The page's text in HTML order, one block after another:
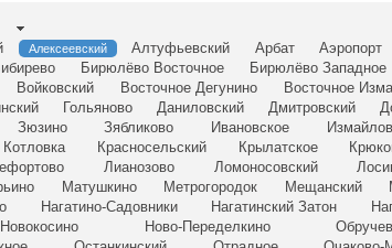
Алексеевский Алтуфьевский Арбат Аэропорт
Бирюлёво Восточное Бирюлёво Западное
Войковский Восточное Дегунино Восточное
Гольяново Даниловский Дмитровский
Зюзино Зябликово Ивановское
Котловка Красносельский Крылатское
Лианозово Ломоносовский
Матушкино Метрогородок Мещанский
Нагатино-Садовники Нагатинский Затон
Новокосино Ново-Переделкино